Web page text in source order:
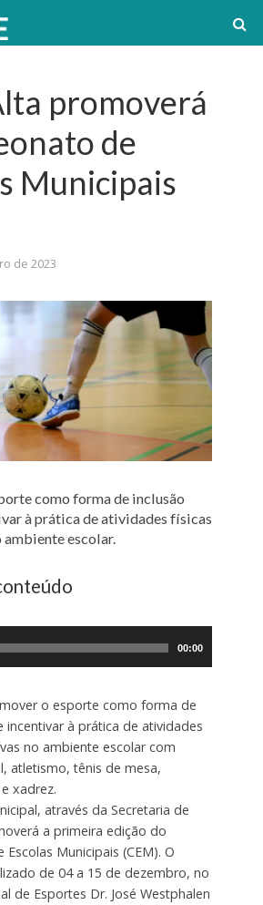
promoverá
de
Municipais
de 2023
como forma de inclusão
à prática de atividades físicas
ambiente escolar.
00:00
o esporte como forma de
incentivar à prática de atividades
no ambiente escolar com
atletismo, tênis de mesa,
xadrez.
através da Secretaria de
a primeira edição do
Municipais (CEM). O
de 04 a 15 de dezembro, no
de Esportes Dr. José Westphalen